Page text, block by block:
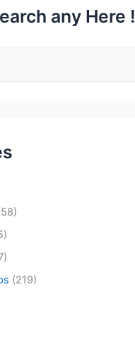
any Here !
(219)